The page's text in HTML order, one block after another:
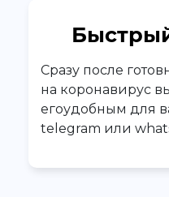
Сразу после
на коронавирус
егоудобным для
telegram или